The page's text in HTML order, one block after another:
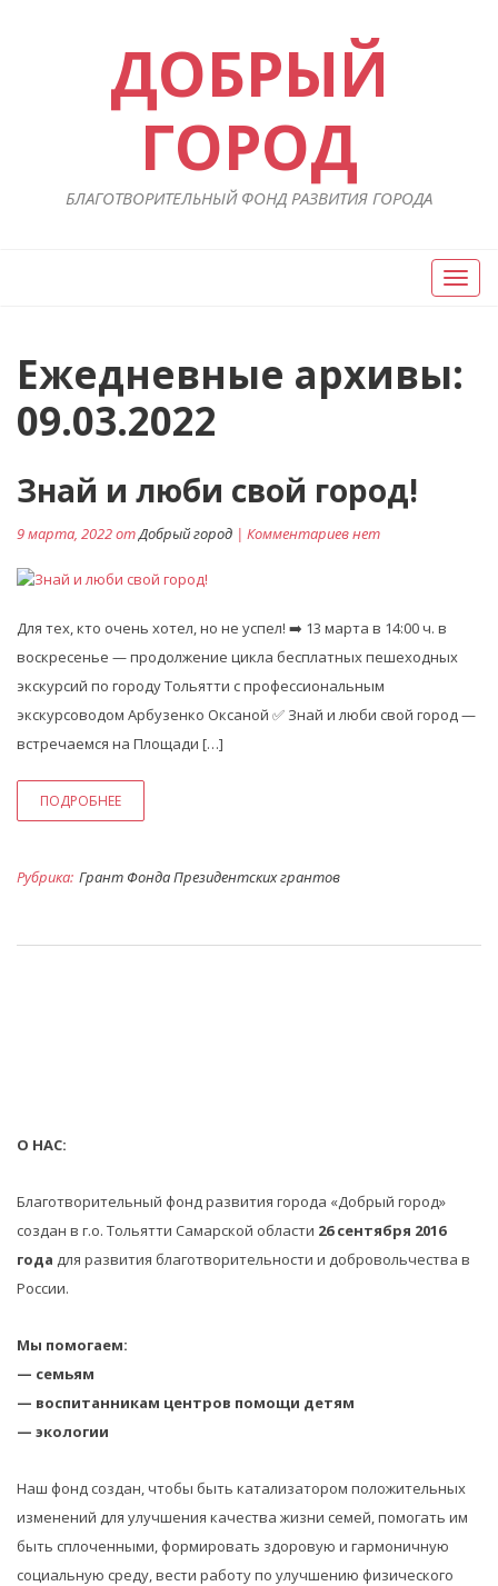
ДОБРЫЙ
ГОРОД
БЛАГОТВОРИТЕЛЬНЫЙ ФОНД РАЗВИТИЯ ГОРОДА
Вкл/
Выкл
Ежедневные архивы:
09.03.2022
Знай и люби свой город!
9 марта, 2022 отДобрый город | Комментариев нет
Для тех, кто очень хотел, но не успел! ➡️ 13 марта в 14:00 ч. в
воскресенье — продолжение цикла бесплатных пешеходных
экскурсий по городу Тольятти с профессиональным
экскурсоводом Арбузенко Оксаной ✅️ Знай и люби свой город —
встречаемся на Площади […]
ПОДРОБНЕЕ
Рубрика: Грант Фонда Президентских грантов
О НАС:
Благотворительный фонд развития города «Добрый город»
создан в г.о. Тольятти Самарской области 26 сентября 2016
года для развития благотворительности и добровольчества в
России.
Мы помогаем:
— семьям
— воспитанникам центров помощи детям
— экологии
Наш фонд создан, чтобы быть катализатором положительных
изменений для улучшения качества жизни семей, помогать им
быть сплоченными, формировать здоровую и гармоничную
социальную среду, вести работу по улучшению физического